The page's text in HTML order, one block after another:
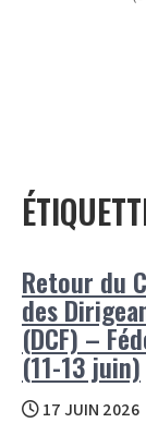
Retour du
des
(DCF) –
(11-13 juin)
17 JUIN 2026